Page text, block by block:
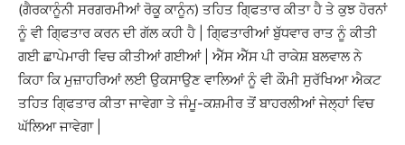
(ਗੈਰਕਾਨੂੰਨੀ ਸਰਗਰਮੀਆਂ ਰੋਕੂ ਕਾਨੂੰਨ) ਤਹਿਤ ਗਿ੍ਫਤਾਰ ਕੀਤਾ ਹੈ ਤੇ ਕੁਝ ਹੋਰਨਾਂ
ਨੂੰ ਵੀ ਗਿ੍ਫਤਾਰ ਕਰਨ ਦੀ ਗੱਲ ਕਹੀ ਹੈ | ਗਿ੍ਫਤਾਰੀਆਂ ਬੁੱਧਵਾਰ ਰਾਤ ਨੂੰ ਕੀਤੀ
ਗਈ ਛਾਪੇਮਾਰੀ ਵਿਚ ਕੀਤੀਆਂ ਗਈਆਂ | ਐੱਸ ਐੱਸ ਪੀ ਰਾਕੇਸ਼ ਬਲਵਾਲ ਨੇ
ਕਿਹਾ ਕਿ ਮੁਜ਼ਾਹਰਿਆਂ ਲਈ ਉਕਸਾਉਣ ਵਾਲਿਆਂ ਨੂੰ ਵੀ ਕੌਮੀ ਸੁਰੱਖਿਆ ਐਕਟ
ਤਹਿਤ ਗਿ੍ਫਤਾਰ ਕੀਤਾ ਜਾਵੇਗਾ ਤੇ ਜੰਮੂ-ਕਸ਼ਮੀਰ ਤੋਂ ਬਾਹਰਲੀਆਂ ਜੇਲ੍ਹਾਂ ਵਿਚ
ਘੱਲਿਆ ਜਾਵੇਗਾ |